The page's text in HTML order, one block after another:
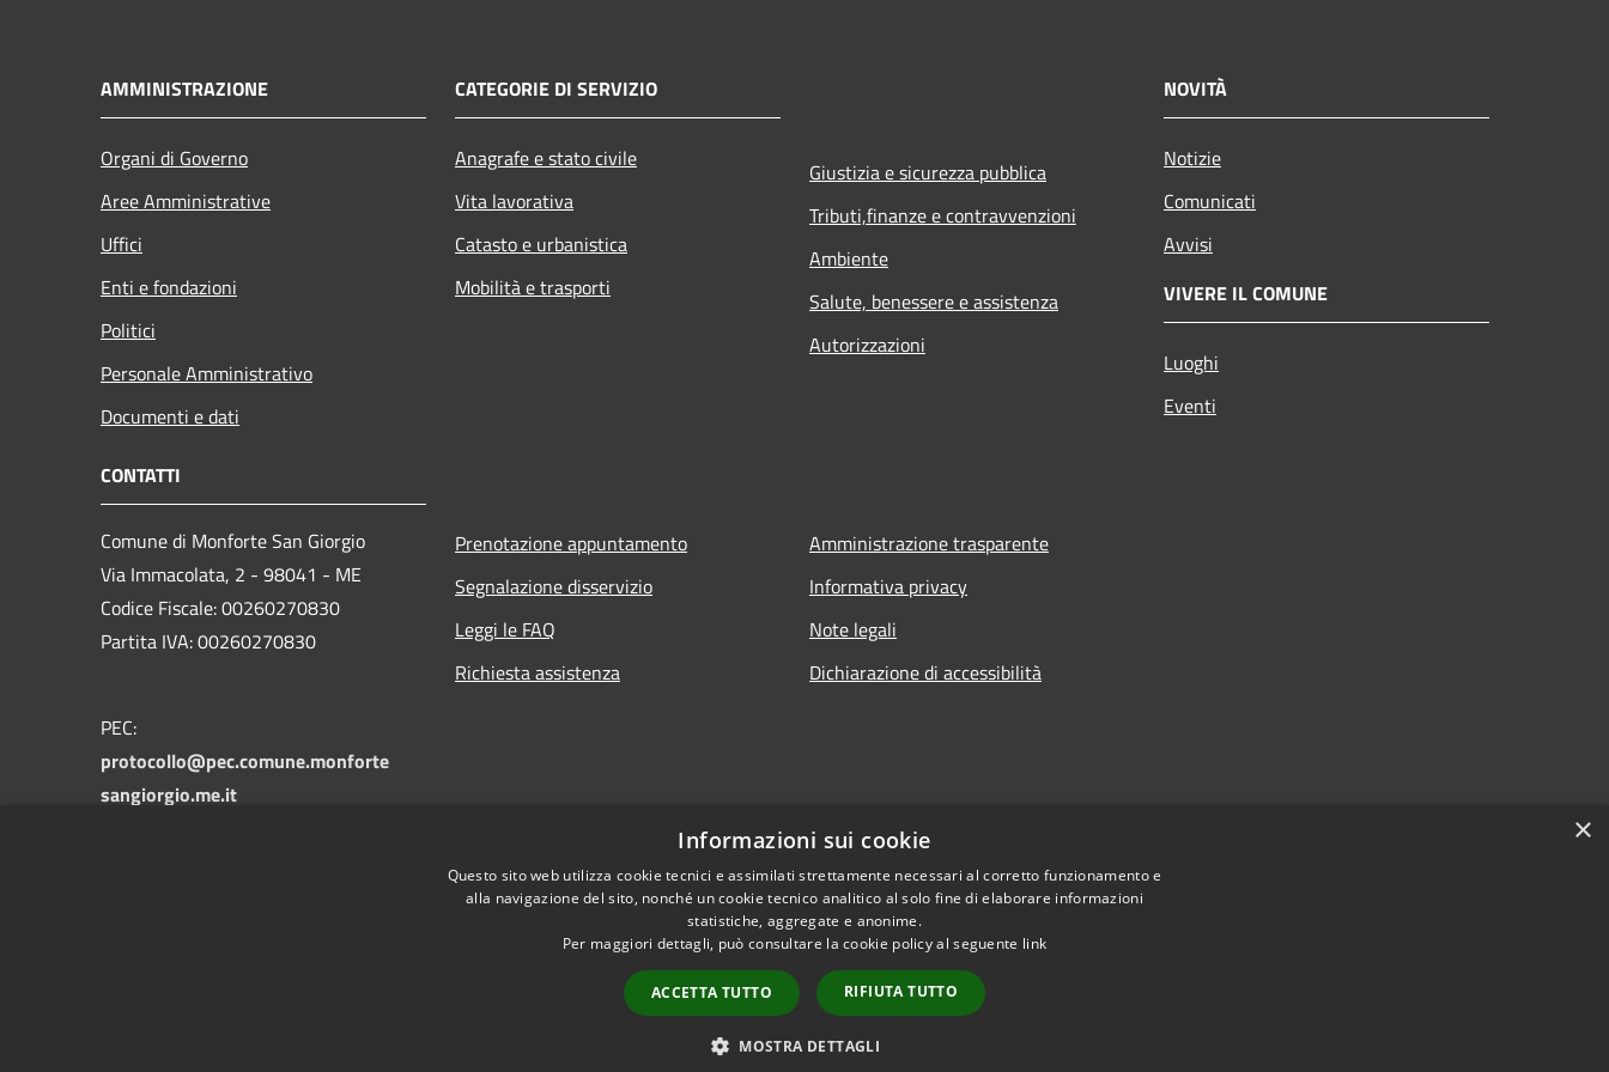
AMMINISTRAZIONE
Organi di Governo
Aree Amministrative
Uffici
Enti e fondazioni
Politici
Personale Amministrativo
Documenti e dati
CATEGORIE DI SERVIZIO
Anagrafe e stato civile
Vita lavorativa
Catasto e urbanistica
Mobilità e trasporti
Giustizia e sicurezza pubblica
Tributi,finanze e contravvenzioni
Ambiente
Salute, benessere e assistenza
Autorizzazioni
NOVITÀ
Notizie
Comunicati
Avvisi
VIVERE IL COMUNE
Luoghi
Eventi
CONTATTI
Comune di Monforte San Giorgio
Via Immacolata, 2 - 98041 - ME
Codice Fiscale: 00260270830
Partita IVA: 00260270830
PEC:
protocollo@pec.comune.monforte
sangiorgio.me.it
Prenotazione appuntamento
Segnalazione disservizio
Leggi le FAQ
Richiesta assistenza
Amministrazione trasparente
Informativa privacy
Note legali
Dichiarazione di accessibilità
Copyright © 2026 • Comune di Monforte San Giorgio • Powered by
×
Informazioni sui cookie
Questo sito web utilizza cookie tecnici e assimilati strettamente necessari al corretto funzionamento e
alla navigazione del sito, nonché un cookie tecnico analitico al solo fine di elaborare informazioni
statistiche, aggregate e anonime.
Per maggiori dettagli, può consultare la cookie policy al seguente link
ACCETTA TUTTO RIFIUTA TUTTO
MOSTRA DETTAGLI